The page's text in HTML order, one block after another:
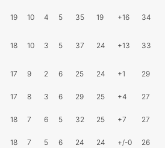
19 10 4 5 35 19 +16 34
18 10 3 5 37 24 +13 33
17 9 2 6 25 24 +1 29
17 8 3 6 29 25 +4 27
18 7 6 5 32 25 +7 27
18 7 5 6 24 24 +/-0 26